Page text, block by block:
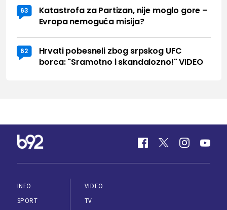
63
Katastrofa za Partizan, nije moglo gore –
Evropa nemoguća misija?
62
Hrvati pobesneli zbog srpskog UFC
borca: "Sramotno i skandalozno!" VIDEO
INFO
SPORT
VIDEO
TV